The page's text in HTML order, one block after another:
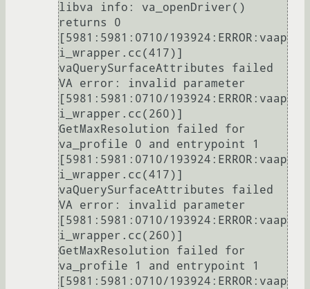
libva info: va_openDriver()
returns 0
[5981:5981:0710/193924:ERROR:vaap
i_wrapper.cc(417)]
vaQuerySurfaceAttributes failed
VA error: invalid parameter
[5981:5981:0710/193924:ERROR:vaap
i_wrapper.cc(260)]
GetMaxResolution failed for
va_profile 0 and entrypoint 1
[5981:5981:0710/193924:ERROR:vaap
i_wrapper.cc(417)]
vaQuerySurfaceAttributes failed
VA error: invalid parameter
[5981:5981:0710/193924:ERROR:vaap
i_wrapper.cc(260)]
GetMaxResolution failed for
va_profile 1 and entrypoint 1
[5981:5981:0710/193924:ERROR:vaap